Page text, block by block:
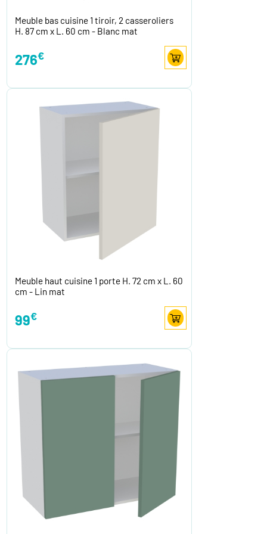
Meuble bas cuisine 1 tiroir, 2 casseroliers
H. 87 cm x L. 60 cm - Blanc mat
276€
Meuble haut cuisine 1 porte H. 72 cm x L. 60
cm - Lin mat
99€